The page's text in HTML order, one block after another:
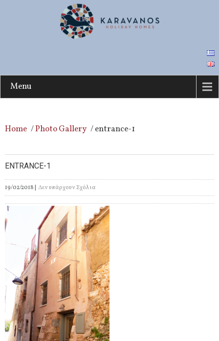
Menu
Home /Photo Gallery /entrance-1
ENTRANCE-1
19/02/2018| Δεν υπάρχουν Σχόλια